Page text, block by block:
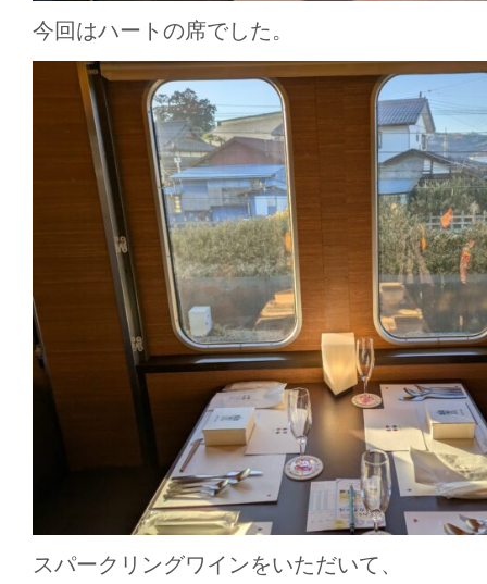
今回はハートの席でした。
スパークリングワインをいただいて、